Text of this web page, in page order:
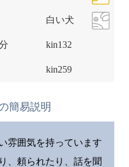
白い犬
kin132
kin259
簡易説明
雰囲気を持っています
、頼られたり、話を聞